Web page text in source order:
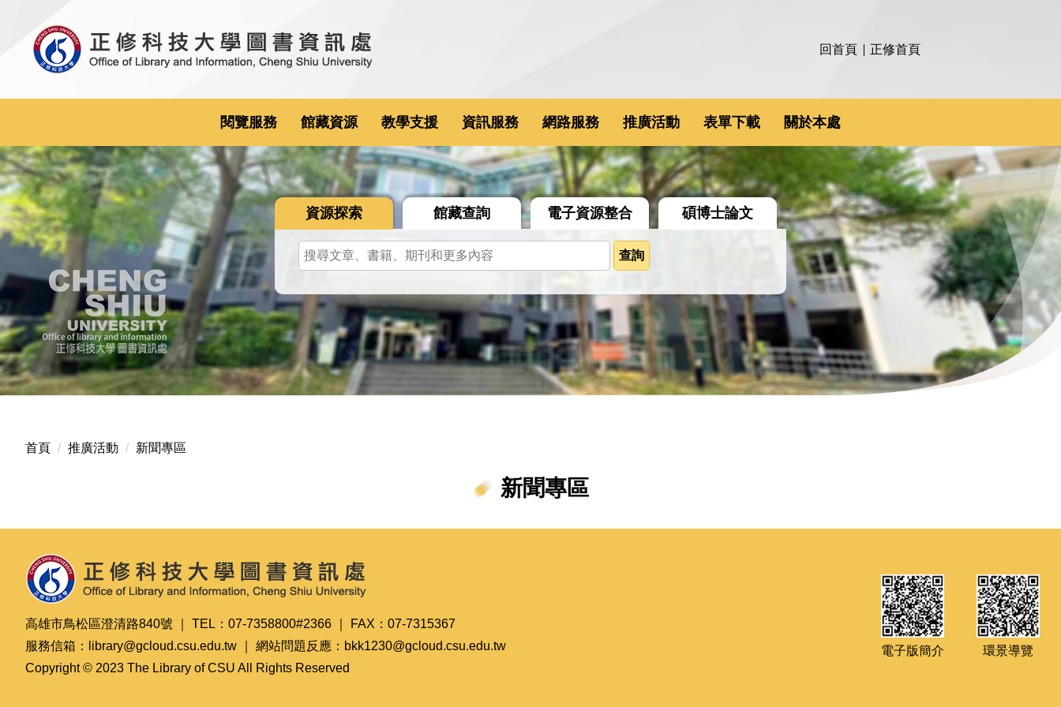
回首頁 正修首頁
閱覽服務 館藏資源 教學支援 資訊服務 網路服務 推廣活動 表單下載 關於本處
資源探索 館藏查詢 電子資源整合 碩博士論文
首頁 推廣活動 新聞專區
新聞專區
高雄市鳥松區澄清路840號 ｜ TEL：07-7358800#2366 ｜ FAX：07-7315367
服務信箱：library@gcloud.csu.edu.tw ｜ 網站問題反應：bkk1230@gcloud.csu.edu.tw
Copyright © 2023 The Library of CSU All Rights Reserved
電子版簡介 環景導覽